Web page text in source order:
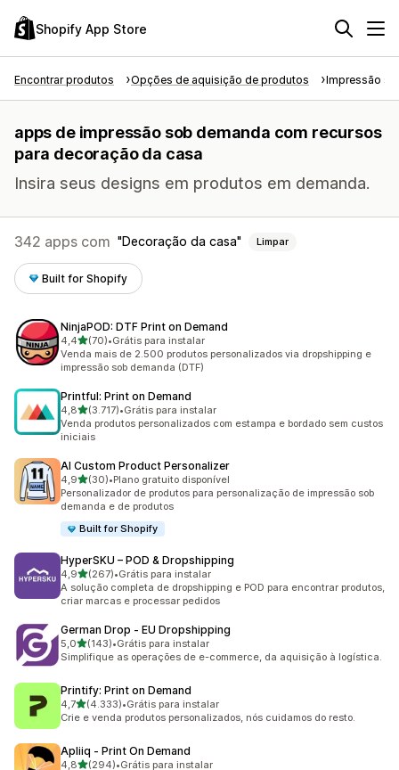
Shopify App Store
Encontrar produtos Opções de aquisição de produtos Impressão
apps de impressão sob demanda com recursos
para decoração da casa
Insira seus designs em produtos em demanda.
342 apps com Decoração da casa Limpar
Built for Shopify
NinjaPOD: DTF Print on Demand
4,4de 5 estrelas
(70)
70 avaliações ao todo
•Grátis para instalar
Venda mais de 2.500 produtos personalizados via dropshipping e
impressão sob demanda (DTF)
Printful: Print on Demand
4,8de 5 estrelas
(3.717)
3717 avaliações ao todo
•Grátis para instalar
Venda produtos personalizados com estampa e bordado sem custos
iniciais
AI Custom Product Personalizer
4,9de 5 estrelas
(30)
30 avaliações ao todo
•Plano gratuito disponível
Personalizador de produtos para personalização de impressão sob
demanda e de produtos
Built for Shopify
HyperSKU – POD & Dropshipping
4,9de 5 estrelas
(267)
267 avaliações ao todo
•Grátis para instalar
A solução completa de dropshipping e POD para encontrar produtos,
criar marcas e processar pedidos
German Drop ‑ EU Dropshipping
5,0de 5 estrelas
(143)
143 avaliações ao todo
•Grátis para instalar
Simplifique as operações de e-commerce, da aquisição à logística.
Printify: Print on Demand
4,7de 5 estrelas
(4.333)
4333 avaliações ao todo
•Grátis para instalar
Crie e venda produtos personalizados, nós cuidamos do resto.
Apliiq ‑ Print On Demand
4,8de 5 estrelas
(294)•Grátis para instalar